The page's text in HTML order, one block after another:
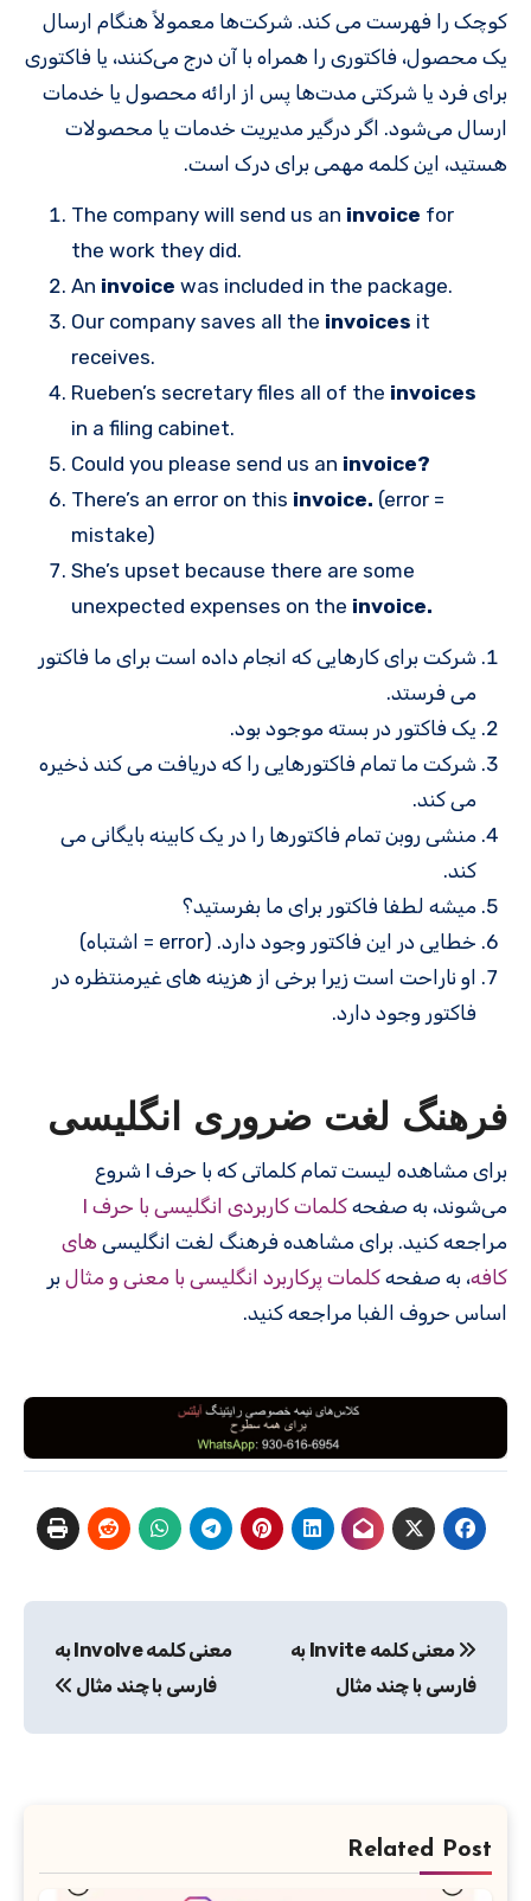
کوچک را فهرست می کند. شرکت‌ها معمولاً هنگام ارسال
یک محصول، فاکتوری را همراه با آن درج می‌کنند، یا فاکتوری
برای فرد یا شرکتی مدت‌ها پس از ارائه محصول یا خدمات
ارسال می‌شود. اگر درگیر مدیریت خدمات یا محصولات
هستید، این کلمه مهمی برای درک است.
The company will send us an invoice for
the work they did.
An invoice was included in the package.
Our company saves all the invoices it
receives.
Rueben’s secretary files all of the invoices
in a filing cabinet.
Could you please send us an invoice?
There’s an error on this invoice. (error =
mistake)
She’s upset because there are some
unexpected expenses on the invoice.
شرکت برای کارهایی که انجام داده است برای ما فاکتور
می فرستد.
یک فاکتور در بسته موجود بود.
شرکت ما تمام فاکتورهایی را که دریافت می کند ذخیره
می کند.
منشی روبن تمام فاکتورها را در یک کابینه بایگانی می
کند.
میشه لطفا فاکتور برای ما بفرستید؟
خطایی در این فاکتور وجود دارد. (error = اشتباه)
او ناراحت است زیرا برخی از هزینه های غیرمنتظره در
فاکتور وجود دارد.
فرهنگ لغت ضروری انگلیسی
برای مشاهده لیست تمام کلماتی که با حرف I شروع
می‌شوند، به صفحه کلمات کاربردی انگلیسی با حرف I
مراجعه کنید. برای مشاهده فرهنگ لغت انگلیسی های
کافه، به صفحه کلمات پرکاربرد انگلیسی با معنی و مثال بر
اساس حروف الفبا مراجعه کنید.
نوشته
معنی کلمه Invite به
فارسی با چند مثال
معنی کلمه Involve به
فارسی با چند مثال
Related Post